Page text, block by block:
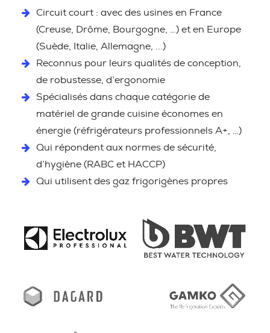
Circuit court : avec des usines en France
(Creuse, Drôme, Bourgogne, …) et en Europe
(Suède, Italie, Allemagne, ...)
Reconnus pour leurs qualités de conception,
de robustesse, d’ergonomie
Spécialisés dans chaque catégorie de
matériel de grande cuisine économes en
énergie (réfrigérateurs professionnels A+, …)
Qui répondent aux normes de sécurité,
d’hygiène (RABC et HACCP)
Qui utilisent des gaz frigorigènes propres